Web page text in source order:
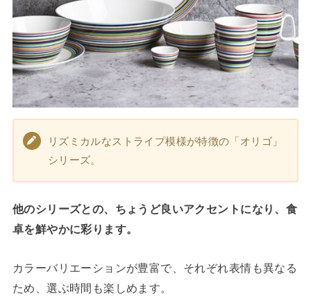
リズミカルなストライプ模様が特徴の「オリゴ」
シリーズ。
他のシリーズとの、ちょうど良いアクセントになり、食
卓を鮮やかに彩ります。
カラーバリエーションが豊富で、それぞれ表情も異なる
ため、選ぶ時間も楽しめます。